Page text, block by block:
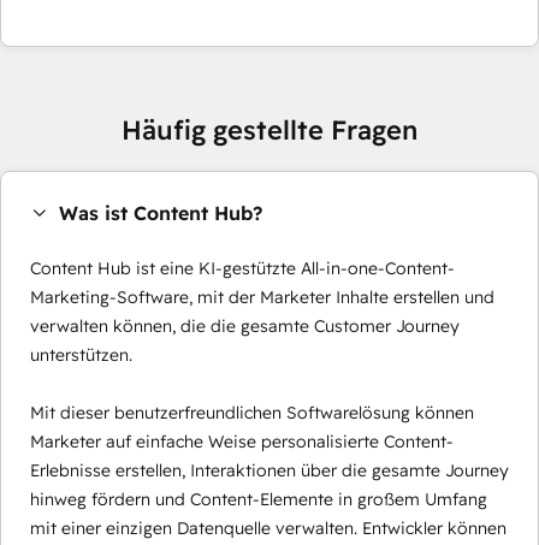
Häufig gestellte Fragen
Was ist Content Hub?
Content Hub ist eine KI-gestützte All-in-one-Content-
Marketing-Software, mit der Marketer Inhalte erstellen und
verwalten können, die die gesamte Customer Journey
unterstützen.
Mit dieser benutzerfreundlichen Softwarelösung können
Marketer auf einfache Weise personalisierte Content-
Erlebnisse erstellen, Interaktionen über die gesamte Journey
hinweg fördern und Content-Elemente in großem Umfang
mit einer einzigen Datenquelle verwalten. Entwickler können